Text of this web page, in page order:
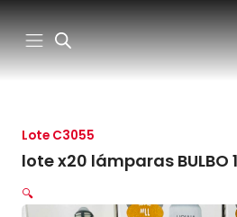
Ir
al
contenido
Lote C3055
lote x20 lámparas BULBO
🔍